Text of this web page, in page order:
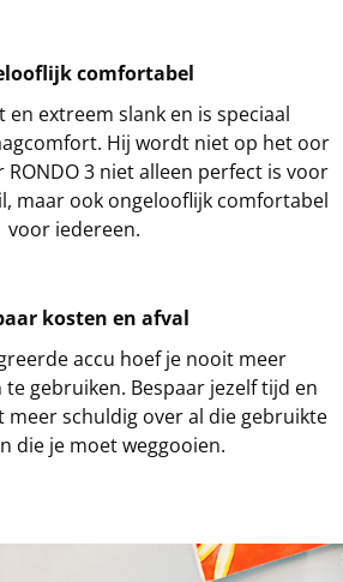
comfortabel
en extreem slank en is speciaal
Hij wordt niet op het oor
3 niet alleen perfect is voor
maar ook ongelooflijk comfortabel
voor iedereen.
kosten en afval
accu hoef je nooit meer
gebruiken. Bespaar jezelf tijd en
schuldig over al die gebruikte
die je moet weggooien.